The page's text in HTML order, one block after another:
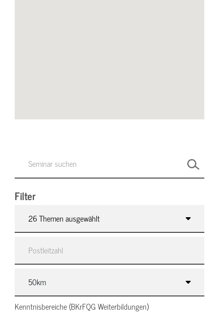
Filter
26 Themen ausgewählt
Kenntnisbereiche (BKrFQG Weiterbildungen)